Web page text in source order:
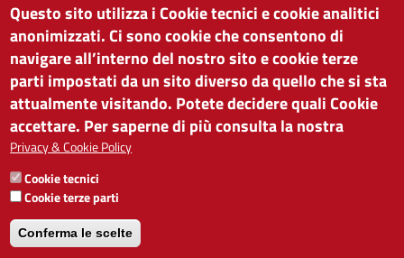
CAMERA DI COMMERCIO DI BOLZANO
via Alto Adige 60 | I-39100 Bolzano
tel. 0471 945 511 |info@camcom.bz.it
Partita IVA: 00376420212
ISTITUTO PER LA PROMOZIONE DELLO
SVILUPPO ECONOMICO
Partita IVA: 01716880214
Questo sito utilizza i Cookie tecnici e cookie analitici
anonimizzati. Ci sono cookie che consentono di
navigare all’interno del nostro sito e cookie terze
parti impostati da un sito diverso da quello che si sta
attualmente visitando. Potete decidere quali Cookie
accettare. Per saperne di più consulta la nostra
Privacy & Cookie Policy
Cookie tecnici
Cookie terze parti
Conferma le scelte